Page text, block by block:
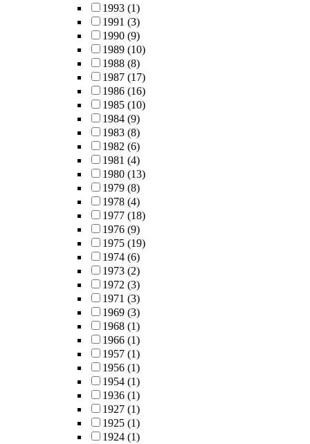
1993 (1)
1991 (3)
1990 (9)
1989 (10)
1988 (8)
1987 (17)
1986 (16)
1985 (10)
1984 (9)
1983 (8)
1982 (6)
1981 (4)
1980 (13)
1979 (8)
1978 (4)
1977 (18)
1976 (9)
1975 (19)
1974 (6)
1973 (2)
1972 (3)
1971 (3)
1969 (3)
1968 (1)
1966 (1)
1957 (1)
1956 (1)
1954 (1)
1936 (1)
1927 (1)
1925 (1)
1924 (1)